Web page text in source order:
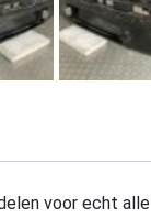
voor echt